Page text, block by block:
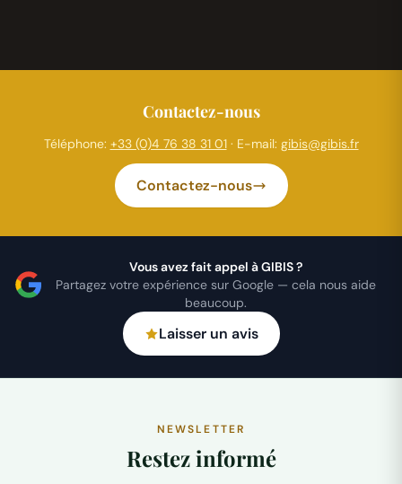
Contactez-nous
Téléphone: +33 (0)4 76 38 31 01· E-mail: gibis@gibis.fr
Contactez-nous
Vous avez fait appel à GIBIS ?
Partagez votre expérience sur Google — cela nous aide
beaucoup.
Laisser un avis
NEWSLETTER
Restez informé